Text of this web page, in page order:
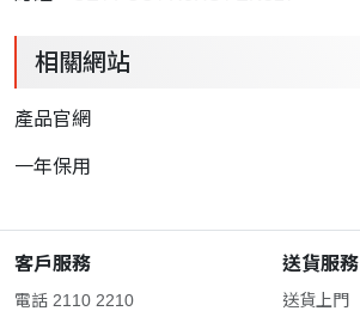
相關網站
產品官網
一年保用
客戶服務
電話 2110 2210
送貨服務
送貨上門